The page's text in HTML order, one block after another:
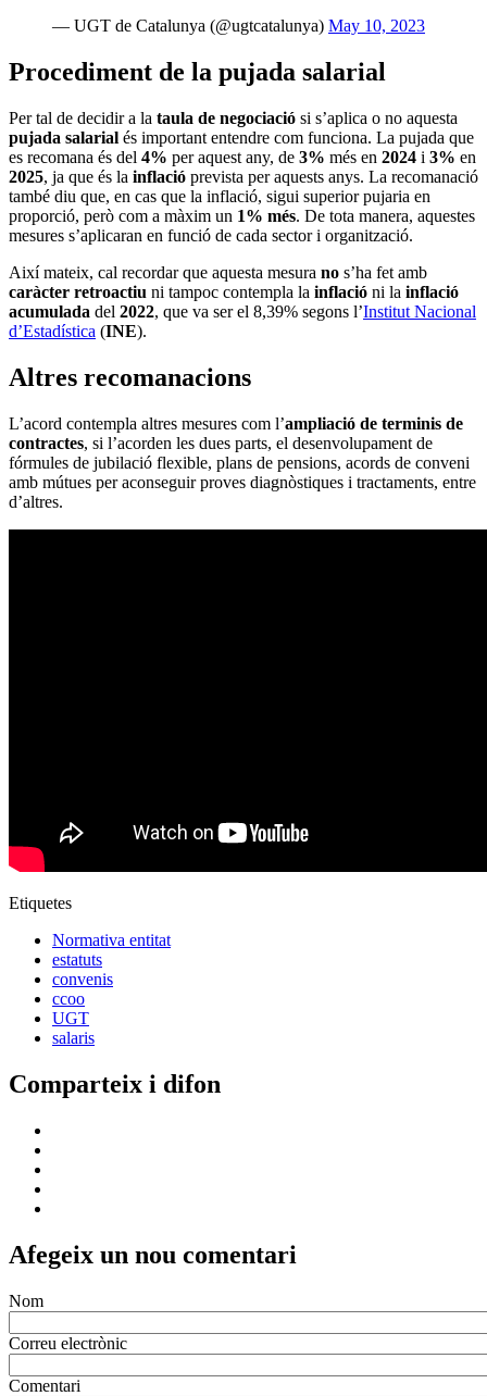
— UGT de Catalunya (@ugtcatalunya) May 10, 2023
Procediment de la pujada salarial
Per tal de decidir a la taula de negociació si s’aplica o no aquesta
pujada salarial és important entendre com funciona. La pujada que
es recomana és del 4% per aquest any, de 3% més en 2024 i 3% en
2025, ja que és la inflació prevista per aquests anys. La recomanació
també diu que, en cas que la inflació, sigui superior pujaria en
proporció, però com a màxim un 1% més. De tota manera, aquestes
mesures s’aplicaran en funció de cada sector i organització.
Així mateix, cal recordar que aquesta mesura no s’ha fet amb
caràcter retroactiu ni tampoc contempla la inflació ni la inflació
acumulada del 2022, que va ser el 8,39% segons l’Institut Nacional
d’Estadística (INE).
Altres recomanacions
L’acord contempla altres mesures com l’ampliació de terminis de
contractes, si l’acorden les dues parts, el desenvolupament de
fórmules de jubilació flexible, plans de pensions, acords de conveni
amb mútues per aconseguir proves diagnòstiques i tractaments, entre
d’altres.
Etiquetes
Normativa entitat
estatuts
convenis
ccoo
UGT
salaris
Comparteix i difon
Afegeix un nou comentari
Nom
Correu electrònic
Comentari